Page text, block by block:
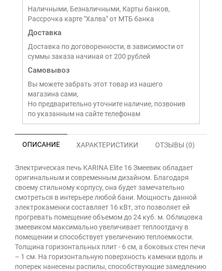
Наличными, Безналичными, Карты банков,
Рассрочка карте "Халва" от МТБ банка
Доставка
Доставка по договоренности, в зависимости от
суммы заказа начиная от 200 рублей
Самовывоз
Вы можете забрать этот товар из нашего
магазина сами,
Но предварительно уточните наличие, позвонив
по указанным на сайте телефонам
ОПИСАНИЕ ХАРАКТЕРИСТИКИ ОТЗЫВЫ (0)
Электрическая печь KARINA Elite 16 Змеевик обладает
оригинальным и современным дизайном. Благодаря
своему стильному корпусу, она будет замечательно
смотреться в интерьере любой бани. Мощность данной
электрокаменки составляет 16 кВт, это позволяет ей
прогревать помещение объемом до 24 куб. м. Облицовка
змеевиком максимально увеличивает теплоотдачу в
помещении и способствует увеличению теплоемкости.
Толщина горизонтальных плит - 6 см, а боковых стен печи
– 1 см. На горизонтальную поверхность каменки вдоль и
поперек нанесены распилы, способствующие замедлению